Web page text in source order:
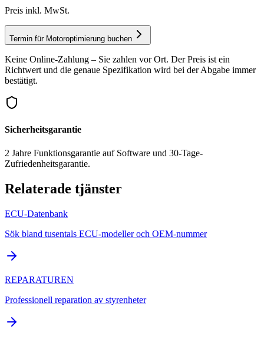
Preis inkl. MwSt.
Termin für Motoroptimierung buchen
Keine Online-Zahlung – Sie zahlen vor Ort. Der Preis ist ein
Richtwert und die genaue Spezifikation wird bei der Abgabe immer
bestätigt.
Sicherheitsgarantie
2 Jahre Funktionsgarantie auf Software und 30-Tage-
Zufriedenheitsgarantie.
Relaterade tjänster
ECU-Datenbank
Sök bland tusentals ECU-modeller och OEM-nummer
REPARATUREN
Professionell reparation av styrenheter